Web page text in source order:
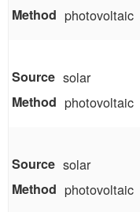
photovoltaic
solar
photovoltaic
solar
photovoltaic